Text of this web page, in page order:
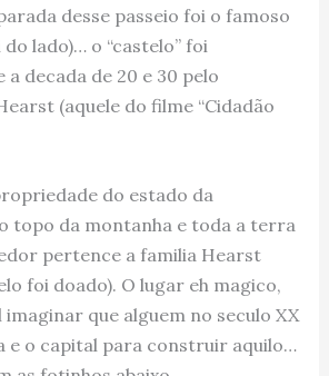
desse passeio foi o famoso
lado)… o “castelo” foi
decada de 20 e 30 pelo
(aquele do filme “Cidadão
do estado da
topo da montanha e toda a terra
pertence a familia Hearst
foi doado). O lugar eh magico,
imaginar que alguem no seculo XX
e o capital para construir aquilo…